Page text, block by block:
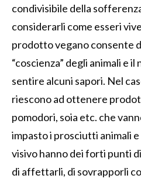
condivisibile della
considerarli come esseri
prodotto vegano consente
“coscienza” degli animali e
sentire alcuni sapori. Nel
riescono ad ottenere
pomodori, soia etc. che
impasto i prosciutti animali
visivo hanno dei forti punti
di affettarli, di sovrapporli